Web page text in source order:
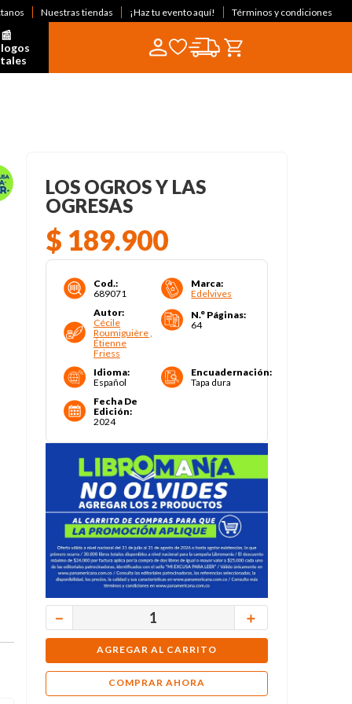
Nuestras tiendas ¡Haz tu evento aquí! Términos y condiciones
LOS OGROS Y LAS
OGRESAS
$ 189.900
Cod.:
689071
Marca:
Edelvives
Autor:
Cécile
Roumiguière ,
Étienne
Friess
N.° Páginas:
64
Idioma:
Español
Encuadernación:
Tapa dura
Fecha De
Edición:
2024
＋
－
AGREGAR AL CARRITO
COMPRAR AHORA